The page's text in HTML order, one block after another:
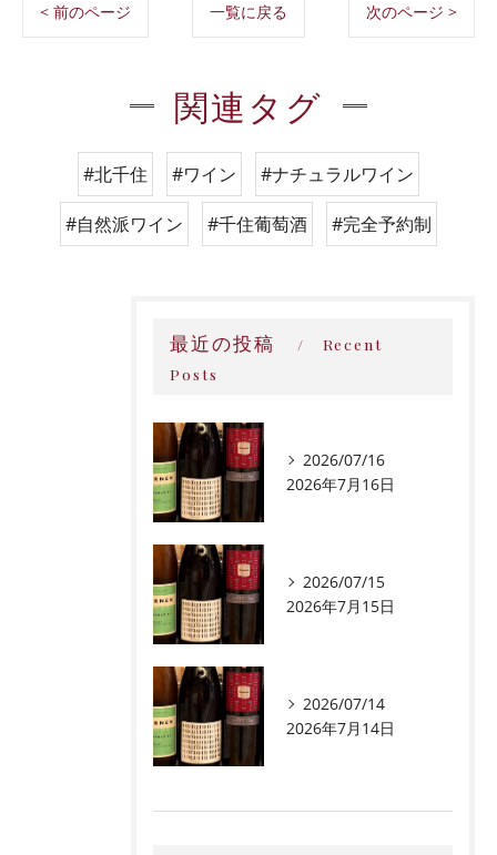
< 前のページ 一覧に戻る 次のページ >
関連タグ
#北千住 #ワイン #ナチュラルワイン
#自然派ワイン #千住葡萄酒 #完全予約制
最近の投稿
Recent
Posts
2026/07/16
2026年7月16日
2026/07/15
2026年7月15日
2026/07/14
2026年7月14日